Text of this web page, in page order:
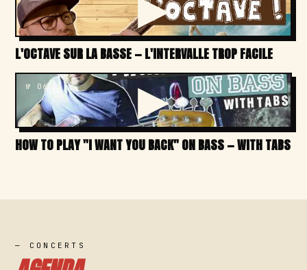
L'OCTAVE SUR LA BASSE — L'INTERVALLE TROP FACILE
№ 06
HOW TO PLAY "I WANT YOU BACK" ON BASS — WITH TABS
— CONCERTS